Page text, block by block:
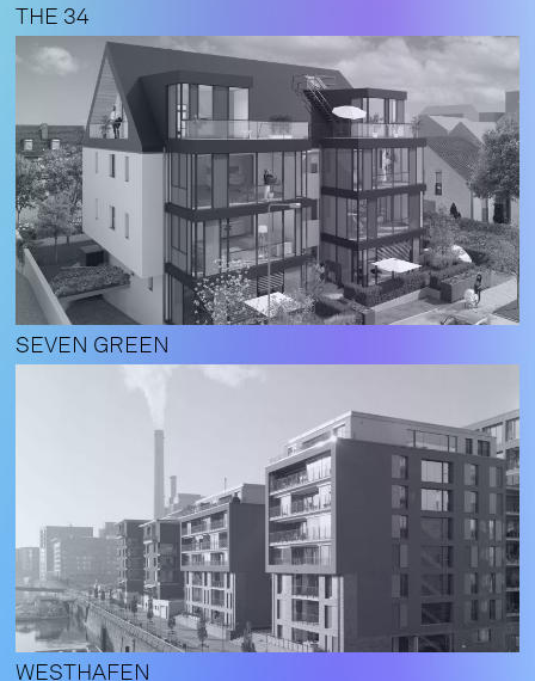
THE 34
SEVEN GREEN
WESTHAFEN